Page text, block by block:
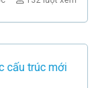
cấu trúc mới